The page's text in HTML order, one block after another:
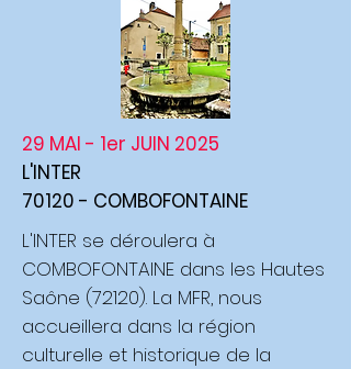
29 MAI - 1er JUIN 2025
L'INTER
70120 - COMBOFONTAINE
L'INTER se déroulera à
COMBOFONTAINE dans les Hautes
Saône (72120). La MFR, nous
accueillera dans la région
culturelle et historique de la